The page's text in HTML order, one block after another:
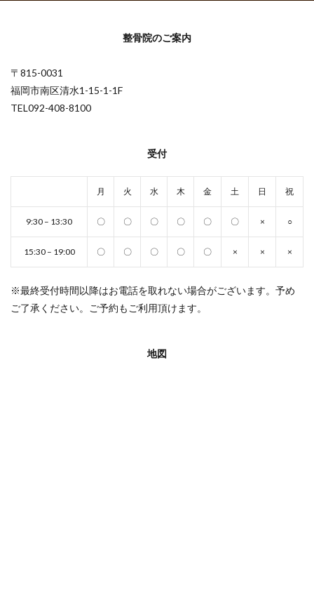
整骨院のご案内
〒815-0031
福岡市南区清水1-15-1-1F
TEL092-408-8100
受付
月 火 水 木 金 土 日 祝
9:30 – 13:30 〇 〇 〇 〇 〇 〇 × ○
15:30 – 19:00 〇 〇 〇 〇 〇 × × ×
※最終受付時間以降はお電話を取れない場合がございます。予め
ご了承ください。ご予約もご利用頂けます。
地図